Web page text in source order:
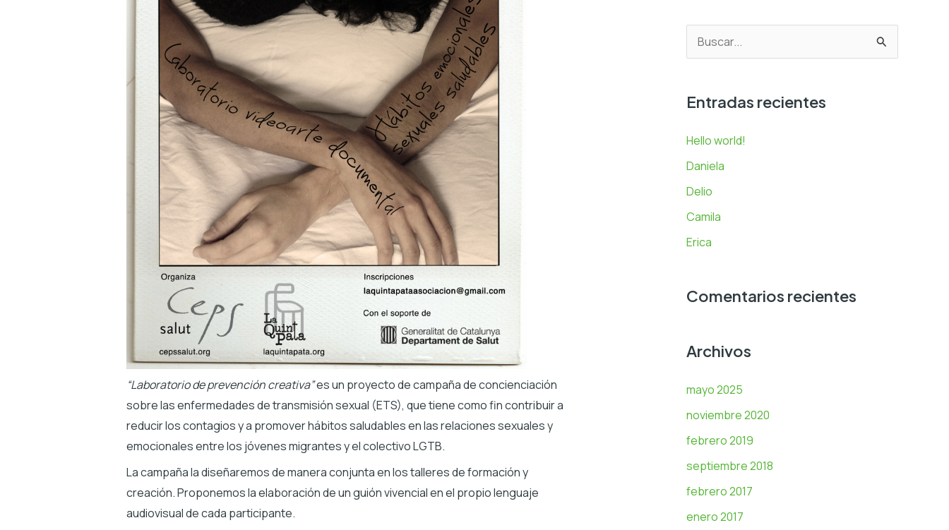
“Laboratorio de prevención creativa”es un proyecto de campaña de concienciación
sobre las enfermedades de transmisión sexual (ETS), que tiene como fin contribuir a
reducir los contagios y a promover hábitos saludables en las relaciones sexuales y
emocionales entre los jóvenes migrantes y el colectivo LGTB.
La campaña la diseñaremos de manera conjunta en los talleres de formación y
creación. Proponemos la elaboración de un guión vivencial en el propio lenguaje
audiovisual de cada participante.
c
a
r
:
Entradas recientes
Hello world!
Daniela
Delio
Camila
Erica
Comentarios recientes
Archivos
mayo 2025
noviembre 2020
febrero 2019
septiembre 2018
febrero 2017
enero 2017